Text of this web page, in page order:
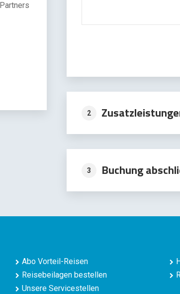
2
3 Buchung
Abo Vorteil-Reisen
Reisebeilagen bestellen
Unsere Servicestellen